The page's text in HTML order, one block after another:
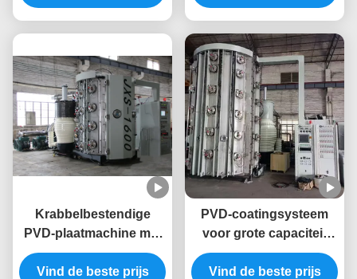
hoogtemperatuurbestendige
waterdichte luxe
Krabbelbestendige
PVD-plaatmachine met
uniforme afwerking en
volledig automatisch
Vind de beste prijs
PVD-coatingsysteem
voor grote capaciteit
met vacuümkamer voor
zware werkzaamheden
Vind de beste prijs